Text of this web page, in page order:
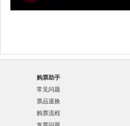
购票助手
常见问题
票品退换
购票流程